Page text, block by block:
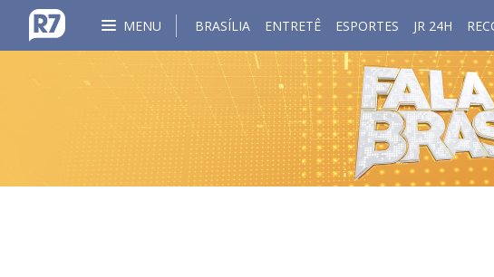
MENU BRASÍLIA ENTRETÊ ESPORTES JR 24H